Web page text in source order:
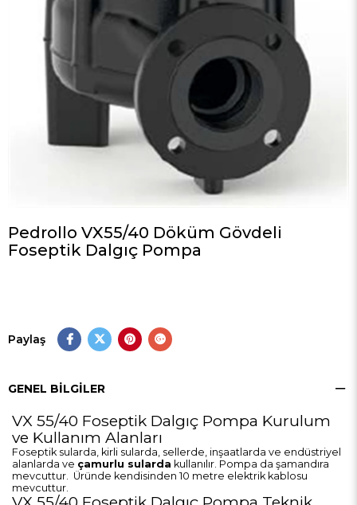
Pedrollo VX55/40 Döküm Gövdeli
Foseptik Dalgıç Pompa
Paylaş
GENEL BILGILER
VX 55/40 Foseptik Dalgıç Pompa Kurulum
ve Kullanım Alanları
Foseptik sularda, kirli sularda, sellerde, inşaatlarda ve endüstriyel
alanlarda ve çamurlu sularda kullanılır. Pompa da şamandıra
mevcuttur. Üründe kendisinden 10 metre elektrik kablosu
mevcuttur.